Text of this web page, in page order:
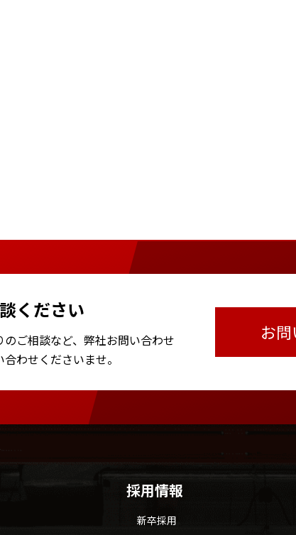
ください
ご相談など、 弊社お問い合わせ
合わせくださいませ。
お
採用情報
新卒採用